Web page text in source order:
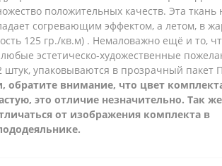
положительных качеств. Эта
согревающим эффектом, а летом, в
125 гр./кв.м) . Немаловажно ещё и то,
эстетическо-художественные
штук, упаковываются в прозрачный пакет
обратите внимание, что цвет
это отличие незначительно. Так
от изображения комплекта в